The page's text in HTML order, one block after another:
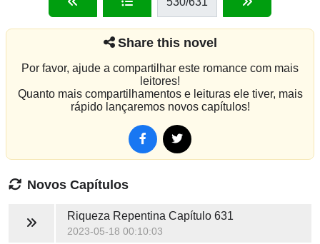
Share this novel
Por favor, ajude a compartilhar este romance com mais
leitores!
Quanto mais compartilhamentos e leituras ele tiver, mais
rápido lançaremos novos capítulos!
Novos Capítulos
Riqueza Repentina Capítulo 631
2023-05-18 00:10:03